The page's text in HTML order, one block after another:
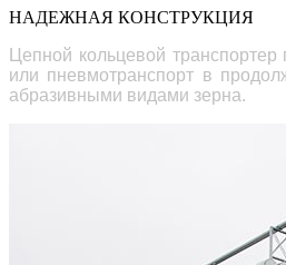
НАДЕЖНАЯ КОНСТРУКЦИЯ
Цепной кольцевой
или пневмотранспорт в
абразивными видами зерна.